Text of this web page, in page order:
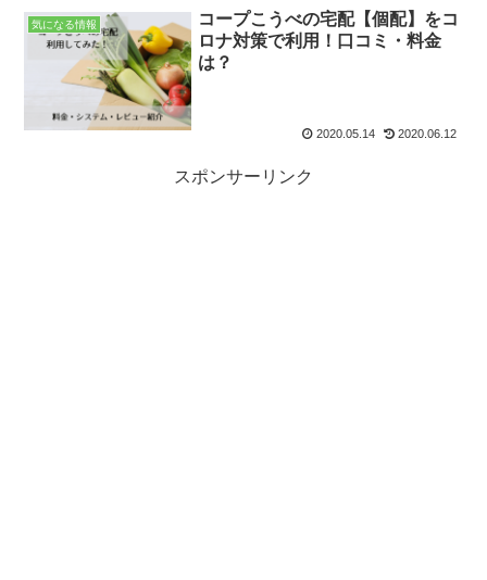
気になる情報
コープこうべの宅配【個配】をコ
ロナ対策で利用！口コミ・料金
は？
2020.05.14 2020.06.12
スポンサーリンク